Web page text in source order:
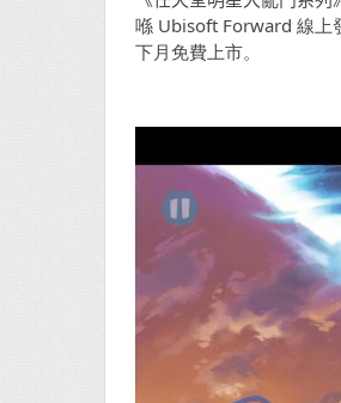
喺 Ubisoft Forward 線上
下月免費上市。